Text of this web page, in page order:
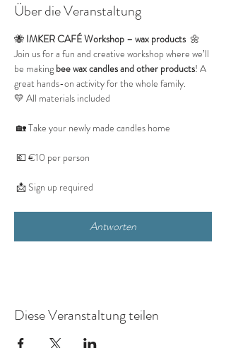
Über die Veranstaltung
🐝 IMKER CAFÉ Workshop – wax products 🌼
Join us for a fun and creative workshop where we’ll
be making bee wax candles and other products! A
great hands-on activity for the whole family.
💛 All materials included
🏡 Take your newly made candles home
💶 €10 per person
📩 Sign up required
Antworten
Diese Veranstaltung teilen